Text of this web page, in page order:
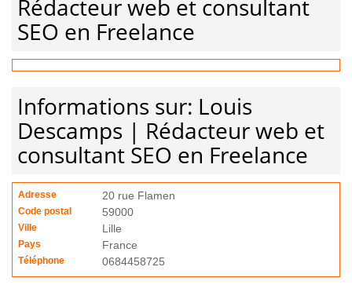
Rédacteur web et consultant
SEO en Freelance
Informations sur: Louis
Descamps | Rédacteur web et
consultant SEO en Freelance
Adresse 20 rue Flamen
Code postal 59000
Ville Lille
Pays France
Téléphone 0684458725